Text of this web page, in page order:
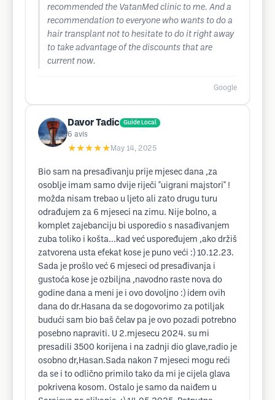
recommended the VatanMed clinic to me. And a
recommendation to everyone who wants to do a
hair transplant not to hesitate to do it right away
to take advantage of the discounts that are
current now.
Google
Davor Tadic Guide Local
6 avis
★★★★★ May 14, 2025
Bio sam na presađivanju prije mjesec dana ,za
osoblje imam samo dvije riječi "uigrani majstori" !
možda nisam trebao u ljeto ali zato drugu turu
odrađujem za 6 mjeseci na zimu. Nije bolno, a
komplet zajebanciju bi usporedio s nasađivanjem
zuba toliko i košta...kad već uspoređujem ,ako držiš
zatvorena usta efekat kose je puno veći :) 10.12.23.
Sada je prošlo već 6 mjeseci od presađivanja i
gustoća kose je ozbiljna ,navodno raste nova do
godine dana a meni je i ovo dovoljno :) idem ovih
dana do dr.Hasana da se dogovorimo za potiljak
budući sam bio baš čelav pa je ovo pozadi potrebno
posebno napraviti. U 2.mjesecu 2024. su mi
presadili 3500 korijena i na zadnji dio glave,radio je
osobno dr,Hasan.Sada nakon 7 mjeseci mogu reći
da se i to odlično primilo tako da mi je cijela glava
pokrivena kosom. Ostalo je samo da naiđem u